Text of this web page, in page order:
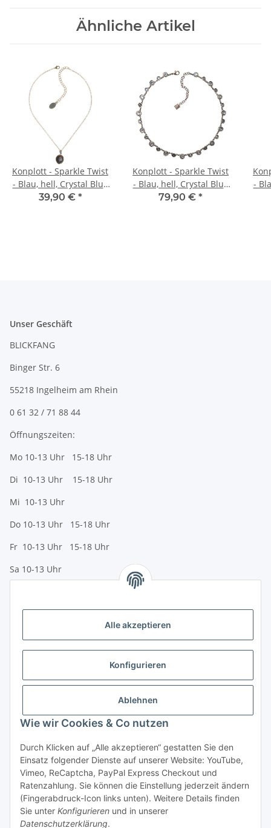
Alle akzeptieren
Konfigurieren
Ablehnen
Wie wir Cookies & Co nutzen
Durch Klicken auf „Alle akzeptieren“ gestatten Sie den
Einsatz folgender Dienste auf unserer Website: YouTube,
Vimeo, ReCaptcha, PayPal Express Checkout und
Ratenzahlung. Sie können die Einstellung jederzeit ändern
(Fingerabdruck-Icon links unten). Weitere Details finden
Sie unter Konfigurieren und in unserer
Datenschutzerklärung.
Ähnliche Artikel
Konplott - Sparkle Twist
- Blau, hell, Crystal Blue
Shade, Antiksilber,
39,90 € *
Konplott - Sparkle Twist
- Blau, hell, Crystal Blue
Shade, Antiksilber,
79,90 € *
-
Unser Geschäft
BLICKFANG
Binger Str. 6
55218 Ingelheim am Rhein
0 61 32 / 71 88 44
Öffnungszeiten:
Mo 10-13 Uhr 15-18 Uhr
Di 10-13 Uhr 15-18 Uhr
Mi 10-13 Uhr
Do 10-13 Uhr 15-18 Uhr
Fr 10-13 Uhr 15-18 Uhr
Sa 10-13 Uhr
Vorkasse (per Bank-Überweisung)
Sofortüberweisung
Rechnungskauf
Gesetzliche Informationen
Informationen